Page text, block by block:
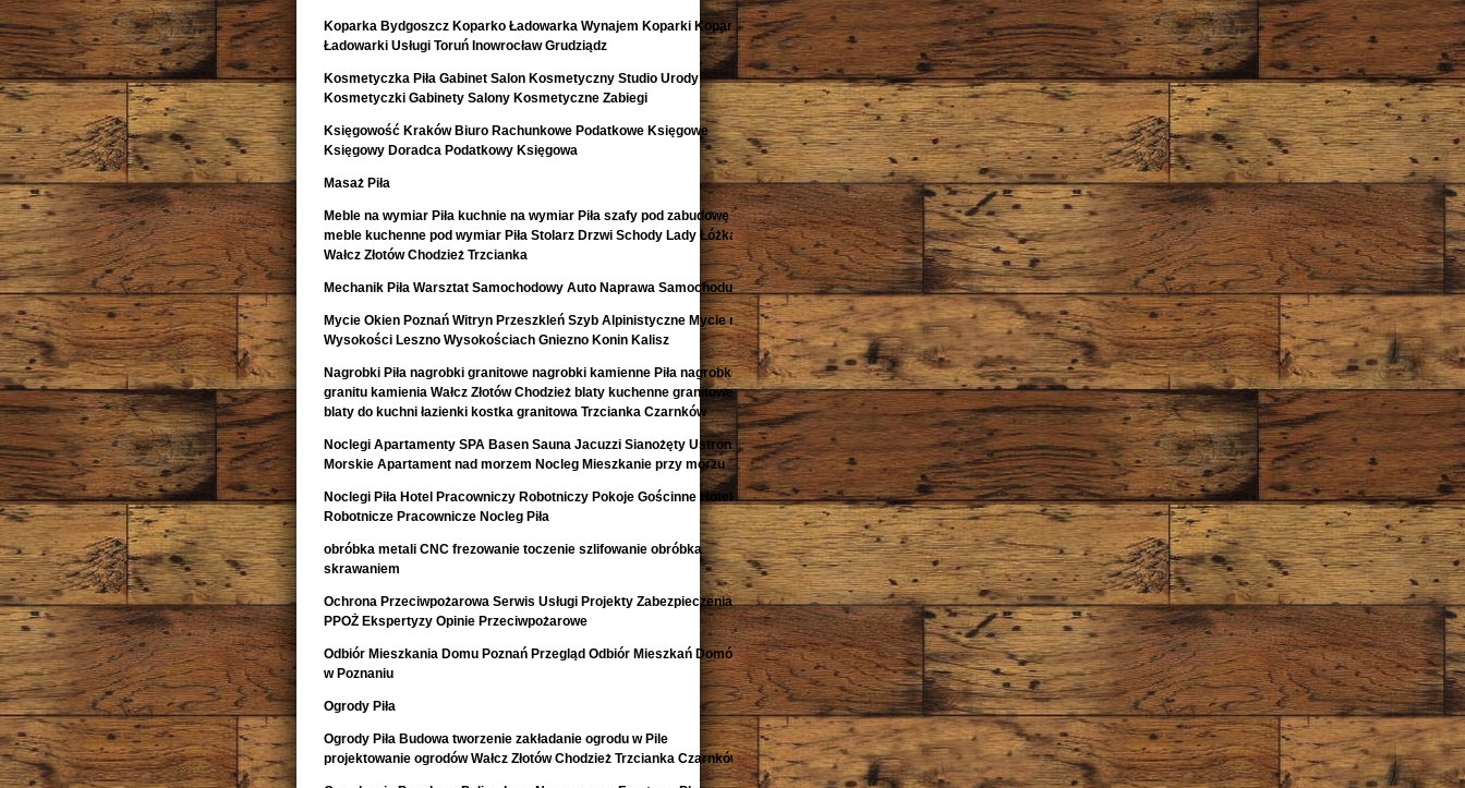
Koparka Bydgoszcz Koparko Ładowarka Wynajem Koparki Koparko
Ładowarki Usługi Toruń Inowrocław Grudziądz
Kosmetyczka Piła Gabinet Salon Kosmetyczny Studio Urody
Kosmetyczki Gabinety Salony Kosmetyczne Zabiegi
Księgowość Kraków Biuro Rachunkowe Podatkowe Księgowe
Księgowy Doradca Podatkowy Księgowa
Masaż Piła
Meble na wymiar Piła kuchnie na wymiar Piła szafy pod zabudowę
meble kuchenne pod wymiar Piła Stolarz Drzwi Schody Lady Łóżka
Wałcz Złotów Chodzież Trzcianka
Mechanik Piła Warsztat Samochodowy Auto Naprawa Samochodu
Mycie Okien Poznań Witryn Przeszkleń Szyb Alpinistyczne Mycie na
Wysokości Leszno Wysokościach Gniezno Konin Kalisz
Nagrobki Piła nagrobki granitowe nagrobki kamienne Piła nagrobki z
granitu kamienia Wałcz Złotów Chodzież blaty kuchenne granitowe
blaty do kuchni łazienki kostka granitowa Trzcianka Czarnków
Noclegi Apartamenty SPA Basen Sauna Jacuzzi Sianożęty Ustronie
Morskie Apartament nad morzem Nocleg Mieszkanie przy morzu
Noclegi Piła Hotel Pracowniczy Robotniczy Pokoje Gościnne Hotele
Robotnicze Pracownicze Nocleg Piła
obróbka metali CNC frezowanie toczenie szlifowanie obróbka
skrawaniem
Ochrona Przeciwpożarowa Serwis Usługi Projekty Zabezpieczenia
PPOŻ Ekspertyzy Opinie Przeciwpożarowe
Odbiór Mieszkania Domu Poznań Przegląd Odbiór Mieszkań Domów
w Poznaniu
Ogrody Piła
Ogrody Piła Budowa tworzenie zakładanie ogrodu w Pile
projektowanie ogrodów Wałcz Złotów Chodzież Trzcianka Czarnków